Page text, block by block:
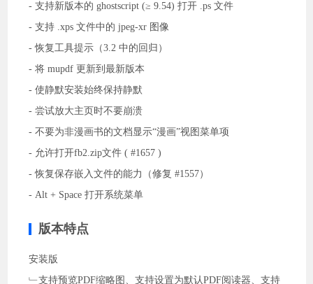
- 支持新版本的 ghostscript (≥ 9.54) 打开 .ps 文件
- 支持 .xps 文件中的 jpeg-xr 图像
- 恢复工具提示（3.2 中的回归）
- 将 mupdf 更新到最新版本
- 使静默安装始终保持静默
- 尝试放大主页时不要崩溃
- 不要为非漫画书的文档显示“漫画”视图菜单项
- 允许打开fb2.zip文件 ( #1657 )
- 恢复保存嵌入文件的能力（修复 #1557）
- Alt + Space 打开系统菜单
版本特点
安装版
﹂支持预览PDF缩略图、支持设置为默认PDF阅读器、支持